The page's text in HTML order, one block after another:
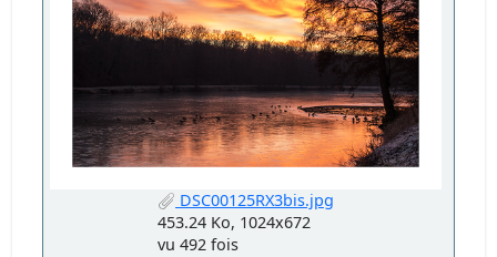
DSC00125RX3bis.jpg
453.24 Ko, 1024x672
vu 492 fois